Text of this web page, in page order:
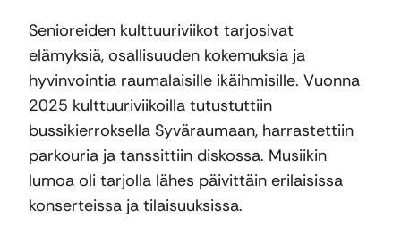
Senioreiden kulttuuriviikot tarjosivat
elämyksiä, osallisuuden kokemuksia ja
hyvinvointia raumalaisille ikäihmisille. Vuonna
2025 kulttuuriviikoilla tutustuttiin
bussikierroksella Syväraumaan, harrastettiin
parkouria ja tanssittiin diskossa. Musiikin
lumoa oli tarjolla lähes päivittäin erilaisissa
konserteissa ja tilaisuuksissa.